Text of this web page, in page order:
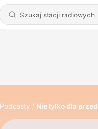
Podcasty Nie tylko dla